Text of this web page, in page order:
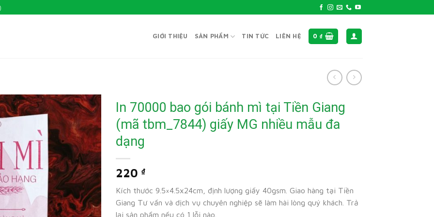
GIỚI THIỆU SẢN PHẨM TIN TỨC LIÊN HỆ 0 ₫
In 70000 bao gói bánh mì tại Tiền Giang
(mã tbm_7844) giấy MG nhiều mẫu đa
dạng
220 ₫
Kích thước 9.5×4.5x24cm, định lượng giấy 40gsm. Giao hàng tại Tiền
Giang Tư vấn và dịch vụ chuyên nghiệp sẽ làm hài lòng quý khách. Trả
lại sản phẩm nếu có 1 lỗi nào.